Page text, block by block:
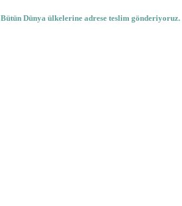
Bütün Dünya ülkelerine adrese teslim gönderiyoruz.